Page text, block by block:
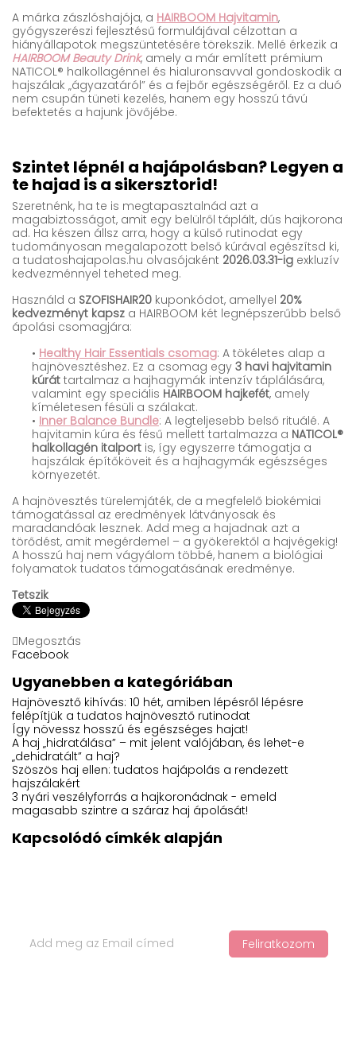
A márka zászlóshajója, a HAIRBOOM Hajvitamin,
gyógyszerészi fejlesztésű formulájával célzottan a
hiányállapotok megszüntetésére törekszik. Mellé érkezik a
HAIRBOOM Beauty Drink, amely a már említett prémium
NATICOL® halkollagénnel és hialuronsavval gondoskodik a
hajszálak „ágyazatáról” és a fejbőr egészségéről. Ez a duó
nem csupán tüneti kezelés, hanem egy hosszú távú
befektetés a hajunk jövőjébe.
Szintet lépnél a hajápolásban? Legyen a
te hajad is a sikersztorid!
Szeretnénk, ha te is megtapasztalnád azt a
magabiztosságot, amit egy belülről táplált, dús hajkorona
ad. Ha készen állsz arra, hogy a külső rutinodat egy
tudományosan megalapozott belső kúrával egészítsd ki,
a tudatoshajapolas.hu olvasójaként 2026.03.31-ig exkluzív
kedvezménnyel teheted meg.
Használd a SZOFISHAIR20 kuponkódot, amellyel 20%
kedvezményt kapsz a HAIRBOOM két legnépszerűbb belső
ápolási csomagjára:
• Healthy Hair Essentials csomag: A tökéletes alap a
hajnövesztéshez. Ez a csomag egy 3 havi hajvitamin
kúrát tartalmaz a hajhagymák intenzív táplálására,
valamint egy speciális HAIRBOOM hajkefét, amely
kíméletesen fésüli a szálakat.
• Inner Balance Bundle: A legteljesebb belső rituálé. A
hajvitamin kúra és fésű mellett tartalmazza a NATICOL®
halkollagén italport is, így egyszerre támogatja a
hajszálak építőköveit és a hajhagymák egészséges
környezetét.
A hajnövesztés türelemjáték, de a megfelelő biokémiai
támogatással az eredmények látványosak és
maradandóak lesznek. Add meg a hajadnak azt a
törődést, amit megérdemel – a gyökerektől a hajvégekig!
A hosszú haj nem vágyálom többé, hanem a biológiai
folyamatok tudatos támogatásának eredménye.
Tetszik
Megosztás
Facebook
Ugyanebben a kategóriában
Hajnövesztő kihívás: 10 hét, amiben lépésről lépésre
felépítjük a tudatos hajnövesztő rutinodat
Így növessz hosszú és egészséges hajat!
A haj „hidratálása” – mit jelent valójában, és lehet-e
„dehidratált” a haj?
Szöszös haj ellen: tudatos hajápolás a rendezett
hajszálakért
3 nyári veszélyforrás a hajkoronádnak - emeld
magasabb szintre a száraz haj ápolását!
Kapcsolódó címkék alapján
Feliratkozom